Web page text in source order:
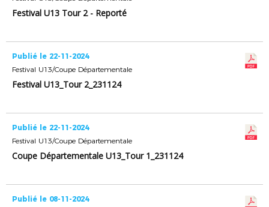
Festival U13 Tour 2 - Reporté
Publié le 22-11-2024
Festival U13/Coupe Départementale
Festival U13_Tour 2_231124
Publié le 22-11-2024
Festival U13/Coupe Départementale
Coupe Départementale U13_Tour 1_231124
Publié le 08-11-2024